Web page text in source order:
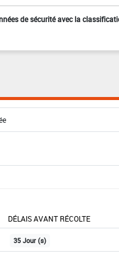
de sécurité avec la
DÉLAIS AVANT RÉCOLTE
35 Jour (s)